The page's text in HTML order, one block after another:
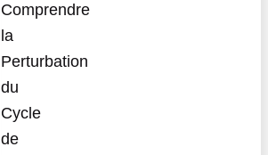
Comprendre
la
Perturbation
du
Cycle
de